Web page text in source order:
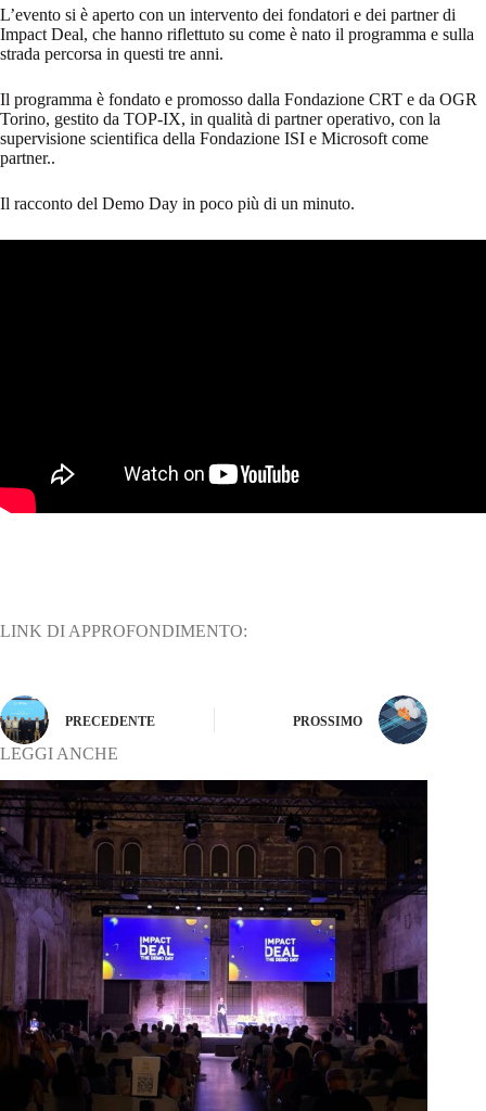
L’evento si è aperto con un intervento dei fondatori e dei partner di
Impact Deal, che hanno riflettuto su come è nato il programma e sulla
strada percorsa in questi tre anni.
Il programma è fondato e promosso dalla Fondazione CRT e da OGR
Torino, gestito da TOP-IX, in qualità di partner operativo, con la
supervisione scientifica della Fondazione ISI e Microsoft come
partner..
Il racconto del Demo Day in poco più di un minuto.
LINK DI APPROFONDIMENTO:
PRECEDENTE PROSSIMO
LEGGI ANCHE